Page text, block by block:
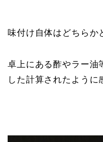
味付け自体はどちらか
卓上にある酢やラー油
した計算されたように